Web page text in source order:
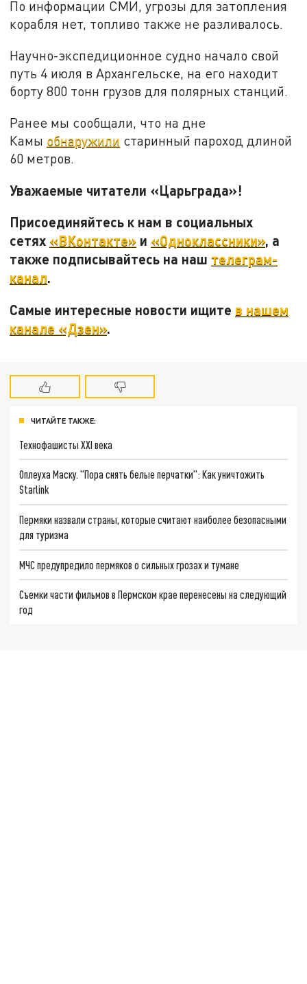
По информации СМИ, угрозы для затопления
корабля нет, топливо также не разливалось.
Научно-экспедиционное судно начало свой
путь 4 июля в Архангельске, на его находит
борту 800 тонн грузов для полярных станций.
Ранее мы сообщали, что на дне
Камы обнаружили старинный пароход длиной
60 метров.
Уважаемые читатели «Царьграда»!
Присоединяйтесь к нам в социальных
сетях «ВКонтакте» и «Одноклассники», а
также подписывайтесь на наш телеграм-
канал.
Самые интересные новости ищите в нашем
канале «Дзен».
ЧИТАЙТЕ ТАКЖЕ:
Технофашисты XXI века
Оплеуха Маску. "Пора снять белые перчатки": Как уничтожить
Starlink
Пермяки назвали страны, которые считают наиболее безопасными
для туризма
МЧС предупредило пермяков о сильных грозах и тумане
Съемки части фильмов в Пермском крае перенесены на следующий
год